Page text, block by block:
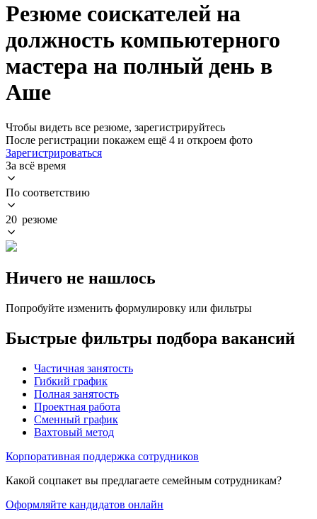
Резюме соискателей на
должность компьютерного
мастера на полный день в
Аше
Чтобы видеть все резюме, зарегистрируйтесь
После регистрации покажем ещё 4 и откроем фото
Зарегистрироваться
За всё время
По соответствию
20 резюме
Ничего не нашлось
Попробуйте изменить формулировку или фильтры
Быстрые фильтры подбора вакансий
Частичная занятость
Гибкий график
Полная занятость
Проектная работа
Сменный график
Вахтовый метод
Корпоративная поддержка сотрудников
Какой соцпакет вы предлагаете семейным сотрудникам?
Оформляйте кандидатов онлайн